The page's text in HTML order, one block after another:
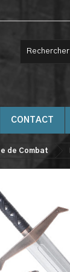
CONTACT
de Combat